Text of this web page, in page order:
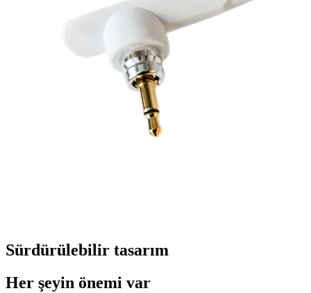
Sürdürülebilir tasarım
Her şeyin önemi var